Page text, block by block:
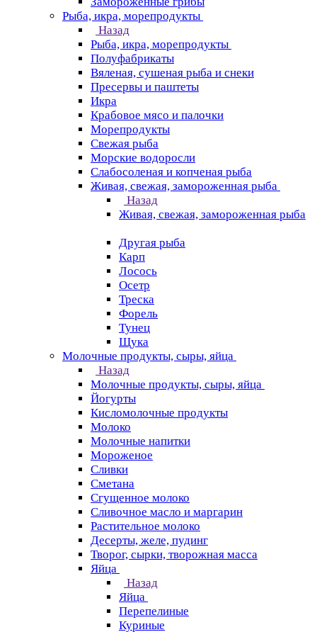
Рыба, икра, морепродукты
Назад
Рыба, икра, морепродукты
Полуфабрикаты
Вяленая, сушеная рыба и снеки
Пресервы и паштеты
Икра
Крабовое мясо и палочки
Морепродукты
Свежая рыба
Морские водоросли
Слабосоленая и копченая рыба
Живая, свежая, замороженная рыба
Назад
Живая, свежая, замороженная рыба
Другая рыба
Карп
Лосось
Осетр
Треска
Форель
Тунец
Щука
Молочные продукты, сыры, яйца
Назад
Молочные продукты, сыры, яйца
Йогурты
Кисломолочные продукты
Молоко
Молочные напитки
Мороженое
Сливки
Сметана
Сгущенное молоко
Сливочное масло и маргарин
Растительное молоко
Десерты, желе, пудинг
Творог, сырки, творожная масса
Яйца
Назад
Яйца
Перепелиные
Куриные